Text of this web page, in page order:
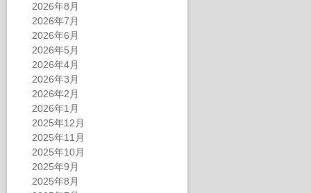
2026年8月
2026年7月
2026年6月
2026年5月
2026年4月
2026年3月
2026年2月
2026年1月
2025年12月
2025年11月
2025年10月
2025年9月
2025年8月